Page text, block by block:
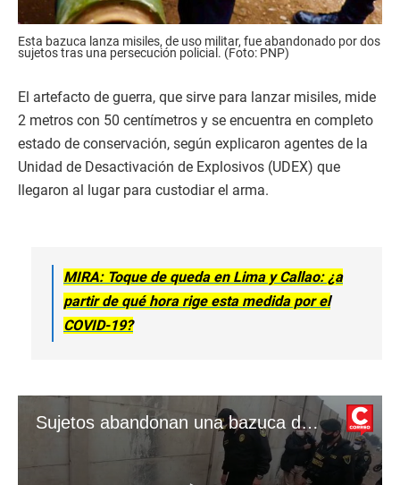
Esta bazuca lanza misiles, de uso militar, fue abandonado por dos
sujetos tras una persecución policial. (Foto: PNP)
El artefacto de guerra, que sirve para lanzar misiles, mide
2 metros con 50 centímetros y se encuentra en completo
estado de conservación, según explicaron agentes de la
Unidad de Desactivación de Explosivos (UDEX) que
llegaron al lugar para custodiar el arma.
MIRA: Toque de queda en Lima y Callao: ¿a
partir de qué hora rige esta medida por el
COVID-19?
Sujetos abandonan una bazuca de uso militar tras persecución policial en Carabayllo. (Video PNP)